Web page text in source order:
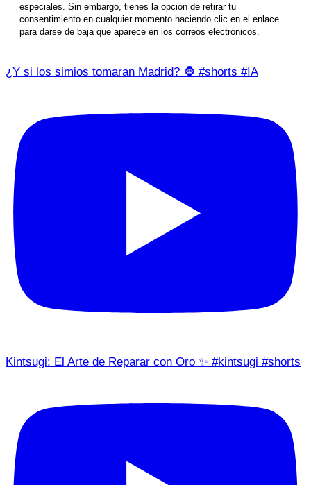
especiales. Sin embargo, tienes la opción de retirar tu
consentimiento en cualquier momento haciendo clic en el enlace
para darse de baja que aparece en los correos electrónicos.
¿Y si los simios tomaran Madrid? 🦍 #shorts #IA
Kintsugi: El Arte de Reparar con Oro ✨ #kintsugi #shorts